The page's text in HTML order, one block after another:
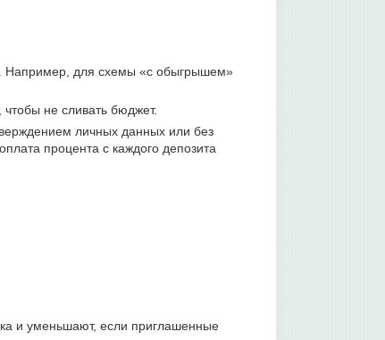
Например, для схемы «с обыгрышем»
чтобы не сливать бюджет.
личных данных или без
процента с каждого депозита
и уменьшают, если приглашенные